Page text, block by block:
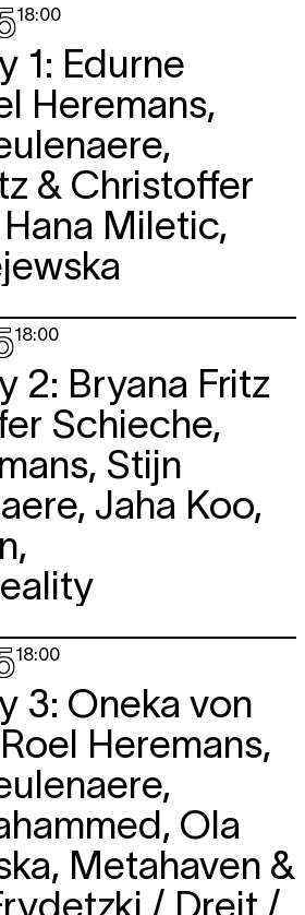
18:00
1: Edurne
Heremans,
& Christoffer
Miletic,
18:00
2: Bryana Fritz
Schieche,
Stijn
Jaha Koo,
18:00
3: Oneka von
Heremans,
Ola
Metahaven &
/ Dreit /